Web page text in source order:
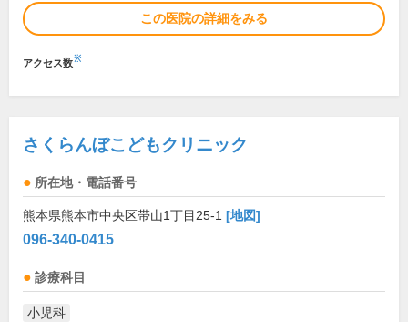
この医院の詳細をみる
アクセス数※
さくらんぼこどもクリニック
所在地・電話番号
熊本県熊本市中央区帯山1丁目25-1 [地図]
096-340-0415
診療科目
小児科